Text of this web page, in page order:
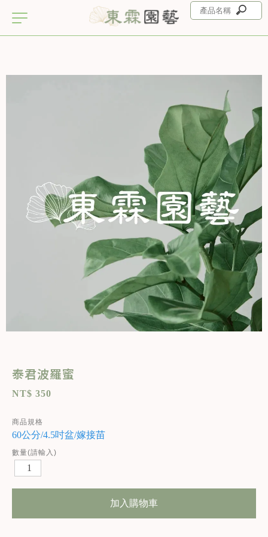
泰君波羅蜜
NT$ 350
商品規格
60公分/4.5吋盆/嫁接苗
數量(請輸入)